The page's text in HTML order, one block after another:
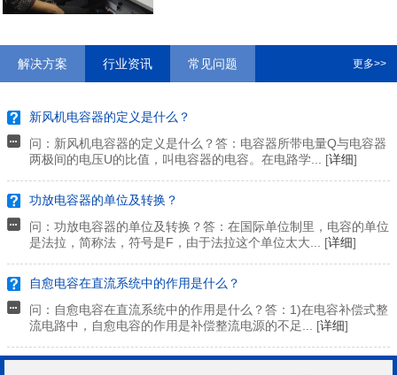
解决方案 行业资讯 常见问题 更多>>
新风机电容器的定义是什么？
问：新风机电容器的定义是什么？答：电容器所带电量Q与电容器
两极间的电压U的比值，叫电容器的电容。在电路学... [详细]
功放电容器的单位及转换？
问：功放电容器的单位及转换？答：在国际单位制里，电容的单位
是法拉，简称法，符号是F，由于法拉这个单位太大... [详细]
自愈电容在直流系统中的作用是什么？
问：自愈电容在直流系统中的作用是什么？答：1)在电容补偿式整
流电路中，自愈电容的作用是补偿整流电源的不足... [详细]